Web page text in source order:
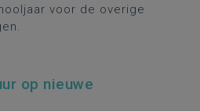
voor de overige
op nieuwe